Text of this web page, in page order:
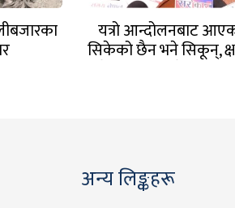
यत्रो आन्दोलनबाट
सिकेको छैन भने सिकून्,
अन्य लिङ्कहरू